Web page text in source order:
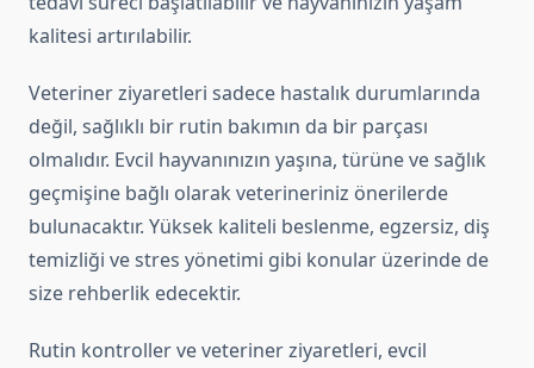
kalitesi artırılabilir.
Veteriner ziyaretleri sadece hastalık durumlarında
değil, sağlıklı bir rutin bakımın da bir parçası
olmalıdır. Evcil hayvanınızın yaşına, türüne ve sağlık
geçmişine bağlı olarak veterineriniz önerilerde
bulunacaktır. Yüksek kaliteli beslenme, egzersiz, diş
temizliği ve stres yönetimi gibi konular üzerinde de
size rehberlik edecektir.
Rutin kontroller ve veteriner ziyaretleri, evcil